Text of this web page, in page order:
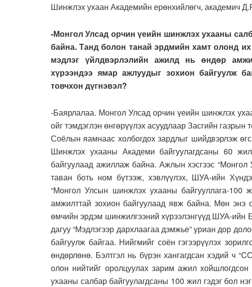
Шинжлэх ухаан Академийн ерөнхийлөгч, академич
-Монгол Улсад орчин үеийн шинжлэх ухааны
байна. Танд болон танай эрдмийн хамт олонд
мэдлэг үйлдвэрлэлийн ажилд нь өндөр
хүрээндээ ямар ажлуудыг зохион байгуулж
товчхон дүгнэвэл?
-Баярлалаа. Монгол Улсад орчин үеийн шинжлэх
ойг тэмдэглэн өнгөрүүлэх асуудлаар Засгийн
Соёлын яамнаас холбогдох зардлыг шийдвэрлэж
Шинжлэх ухааны Академи байгуулагдсаны 60
байгуулаад ажиллаж байна. Ажлын хэсгээс
таван боть ном бүтээж, хэвлүүлэх, ШУА-ийн
“Монгол Улсын шинжлэх ухааны байгууллага-100
амжилттай зохион байгуулаад явж байна. Мөн
өмчийн эрдэм шинжилгээний хүрээлэнгүүд ШУА-ийн
дагуу “Мэдлэгээр дархлаагаа дэмжье” уриан дор
байгуулж байгаа. Нийгмийг соён гэгээрүүлэх
өндөрлөнө. Бэлтгэл нь бүрэн хангагдсан хэдий ч
олон нийтийг оролцуулах зарим ажил
ухааны салбар байгуулагдсаны 100 жил гэдэг бол